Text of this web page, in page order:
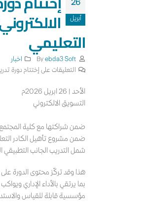
26
أبريل
التعليمي
ebda3 Soft
اخبار
التعليقات على إختتام دورة
الأحد | 26 ابريل 2026م
التسويق الالكتروني
ضمن شراكتها مع كلية المجتمع
ضمن مشروع تأهيل الكادر
شمل التدريب الجانب التطبيقي العملي
هذا وقد تركّز محتوى الدورة على
بما يرتقي بالأداء الإداري
مؤسسية قابلة للقياس